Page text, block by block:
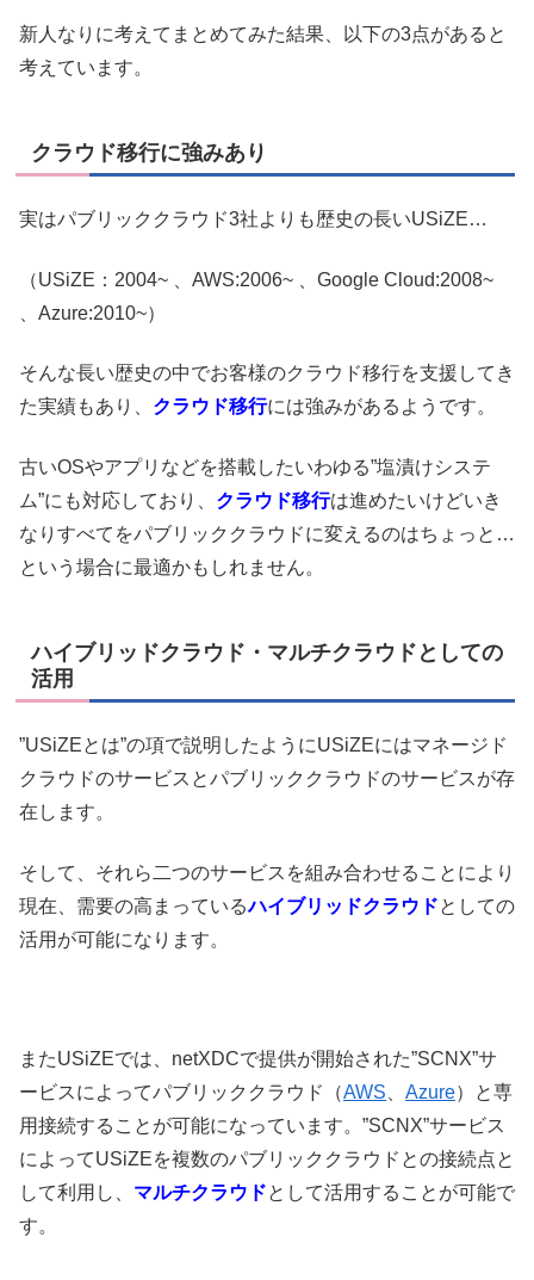
新人なりに考えてまとめてみた結果、以下の3点があると
考えています。
クラウド移行に強みあり
実はパブリッククラウド3社よりも歴史の長いUSiZE…
（USiZE：2004~ 、AWS:2006~ 、Google Cloud:2008~
、Azure:2010~）
そんな長い歴史の中でお客様のクラウド移行を支援してき
た実績もあり、 クラウド移行には強みがあるようです。
古いOSやアプリなどを搭載したいわゆる”塩漬けシステ
ム”にも対応しており、 クラウド移行は進めたいけどいき
なりすべてをパブリッククラウドに変えるのはちょっと…
という場合に最適かもしれません。
ハイブリッドクラウド・マルチクラウドとしての
活用
”USiZEとは”の項で説明したようにUSiZEにはマネージド
クラウドのサービスとパブリッククラウドのサービスが存
在します。
そして、それら二つのサービスを組み合わせることにより
現在、需要の高まっているハイブリッドクラウドとしての
活用が可能になります。
またUSiZEでは、netXDCで提供が開始された”SCNX”サ
ービスによってパブリッククラウド（AWS、 Azure）と専
用接続することが可能になっています。”SCNX”サービス
によってUSiZEを複数のパブリッククラウドとの接続点と
して利用し、 マルチクラウドとして活用することが可能で
す。